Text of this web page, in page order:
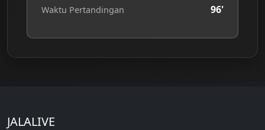
Waktu Pertandingan 96'
JALALIVE